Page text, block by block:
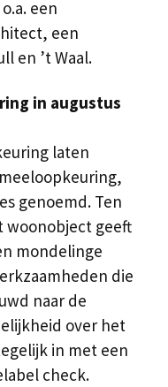
een
een
en ’t Waal.
in augustus
laten
genoemd. Ten
woonobject geeft
mondelinge
die
naar de
over het
in met een
check.